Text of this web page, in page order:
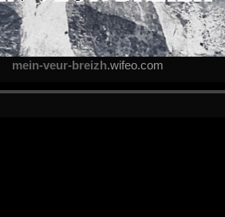
mein-veur-breizh.wifeo.com